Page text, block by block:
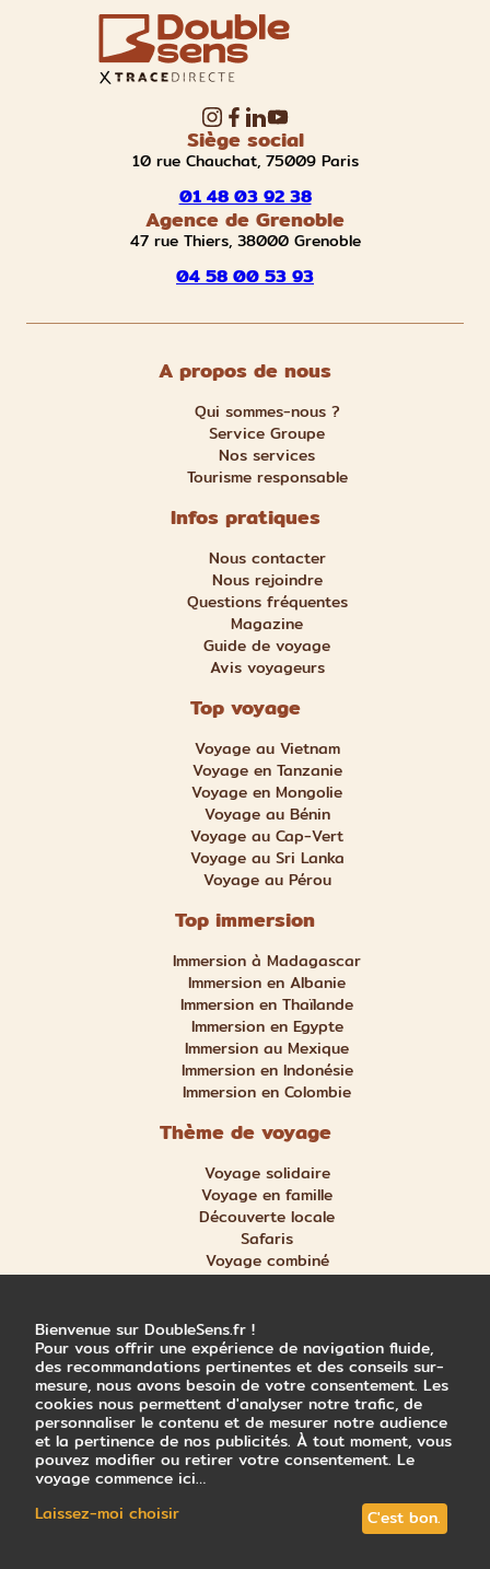
Siège social
10 rue Chauchat, 75009 Paris
01 48 03 92 38
Agence de Grenoble
47 rue Thiers, 38000 Grenoble
04 58 00 53 93
A propos de nous
Qui sommes-nous ?
Service Groupe
Nos services
Tourisme responsable
Infos pratiques
Nous contacter
Nous rejoindre
Questions fréquentes
Magazine
Guide de voyage
Avis voyageurs
Top voyage
Voyage au Vietnam
Voyage en Tanzanie
Voyage en Mongolie
Voyage au Bénin
Voyage au Cap-Vert
Voyage au Sri Lanka
Voyage au Pérou
Top immersion
Immersion à Madagascar
Immersion en Albanie
Immersion en Thaïlande
Immersion en Egypte
Immersion au Mexique
Immersion en Indonésie
Immersion en Colombie
Thème de voyage
Voyage solidaire
Voyage en famille
Découverte locale
Safaris
Voyage combiné
Nature et aventure
© 2026 Double Sens x Trace Directe
Mentions légales
CGV
Choix des cookies
Bienvenue sur DoubleSens.fr !
Pour vous offrir une expérience de navigation fluide,
des recommandations pertinentes et des conseils sur-
mesure, nous avons besoin de votre consentement. Les
cookies nous permettent d'analyser notre trafic, de
personnaliser le contenu et de mesurer notre audience
et la pertinence de nos publicités. À tout moment, vous
pouvez modifier ou retirer votre consentement. Le
voyage commence ici…
Laissez-moi choisir
C'est bon.